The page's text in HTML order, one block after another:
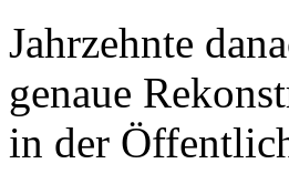
Jahrzehnte
genaue
in der